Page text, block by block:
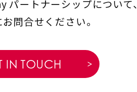
パートナーシップについて、
問合せください。
IN TOUCH